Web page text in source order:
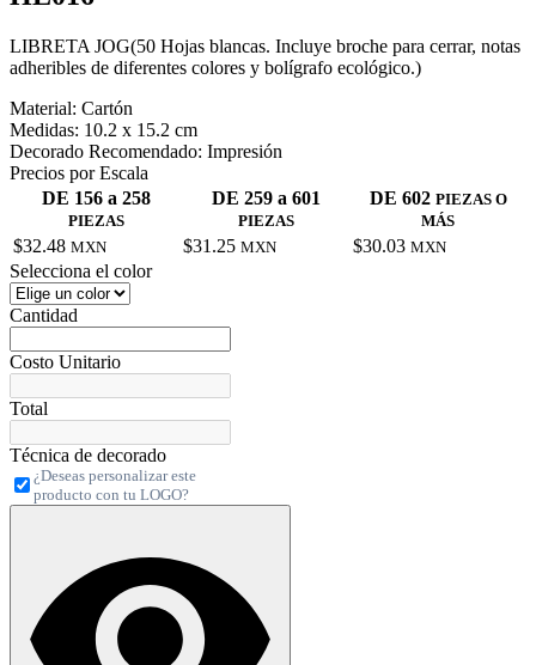
LIBRETA JOG(50 Hojas blancas. Incluye broche para cerrar, notas
adheribles de diferentes colores y bolígrafo ecológico.)
Material: Cartón
Medidas: 10.2 x 15.2 cm
Decorado Recomendado: Impresión
Precios por Escala
DE 156 a 258
PIEZAS
DE 259 a 601
PIEZAS
DE 602 PIEZAS O
MÁS
$32.48 MXN $31.25 MXN $30.03 MXN
Selecciona el color
Cantidad
Costo Unitario
Total
Técnica de decorado
¿Deseas personalizar este
producto con tu LOGO?